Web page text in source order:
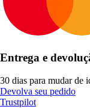
Entrega e
30 dias para mudar de
Devolva seu pedido
Trustpilot